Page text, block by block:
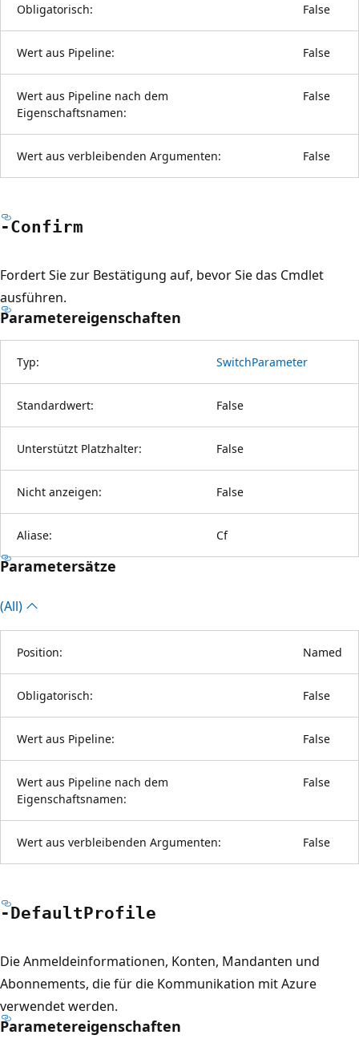
Obligatorisch: False
Wert aus Pipeline: False
Wert aus Pipeline nach dem
Eigenschaftsnamen:
False
Wert aus verbleibenden Argumenten: False
-Confirm
Fordert Sie zur Bestätigung auf, bevor Sie das Cmdlet
ausführen.
Parametereigenschaften
Typ: SwitchParameter
Standardwert: False
Unterstützt Platzhalter: False
Nicht anzeigen: False
Aliase: Cf
Parametersätze
(All)
Position: Named
Obligatorisch: False
Wert aus Pipeline: False
Wert aus Pipeline nach dem
Eigenschaftsnamen:
False
Wert aus verbleibenden Argumenten: False
-DefaultProfile
Die Anmeldeinformationen, Konten, Mandanten und
Abonnements, die für die Kommunikation mit Azure
verwendet werden.
Parametereigenschaften